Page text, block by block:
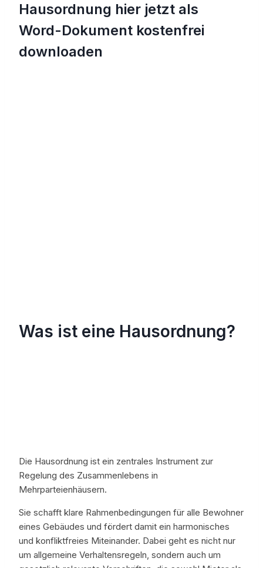
Hausordnung hier jetzt als
Word-Dokument kostenfrei
downloaden
Was ist eine Hausordnung?
Die Hausordnung ist ein zentrales Instrument zur
Regelung des Zusammenlebens in
Mehrparteienhäusern.
Sie schafft klare Rahmenbedingungen für alle Bewohner
eines Gebäudes und fördert damit ein harmonisches
und konfliktfreies Miteinander. Dabei geht es nicht nur
um allgemeine Verhaltensregeln, sondern auch um